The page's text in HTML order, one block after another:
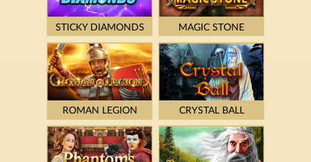
STICKY DIAMONDS MAGIC STONE
ROMAN LEGION CRYSTAL BALL